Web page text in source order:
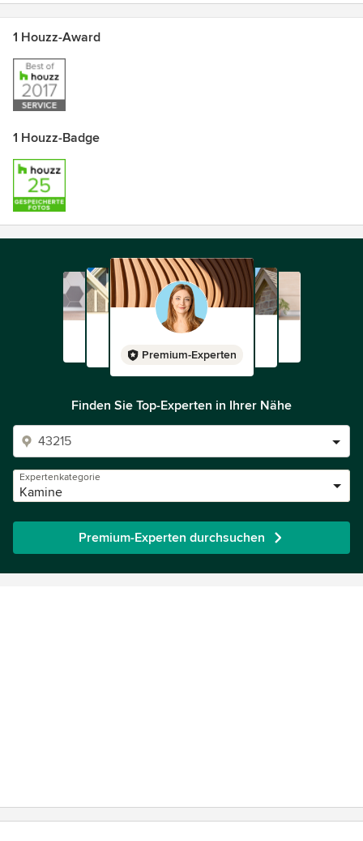
1 Houzz-Award
1 Houzz-Badge
Premium-Experten
Finden Sie Top-Experten in Ihrer Nähe
Expertenkategorie
Kamine
Premium-Experten durchsuchen